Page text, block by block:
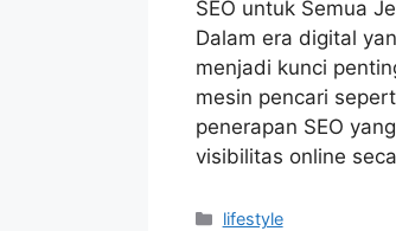
SEO untuk Semua
Dalam era digital
menjadi kunci
mesin pencari
penerapan SEO
visibilitas online
Categories
lifestyle